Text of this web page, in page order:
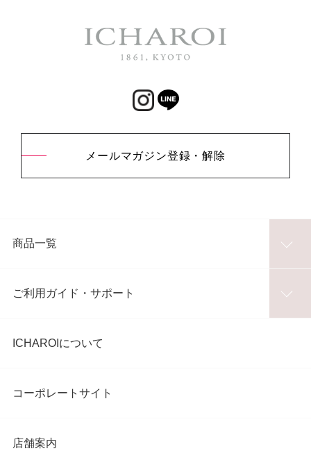
メールマガジン登録・解除
商品一覧
ご利用ガイド・サポート
ICHAROIについて
コーポレートサイト
店舗案内